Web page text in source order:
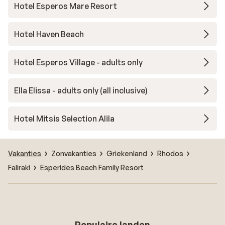
Hotel Esperos Mare Resort
Hotel Haven Beach
Hotel Esperos Village - adults only
Ella Elissa - adults only (all inclusive)
Hotel Mitsis Selection Alila
Vakanties Zonvakanties Griekenland
Rhodos
Faliraki
Esperides Beach Family Resort